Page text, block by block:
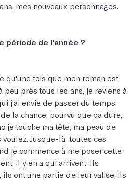
mes nouveaux personnages.
période de l'année ?
qu'une fois que mon roman est
peu près tous les ans, je reviens à
j'ai envie de passer du temps
la chance, pourvu que ça dure,
je touche ma tête, ma peau de
Jusque-là, toutes ces
je commence à me poser cette
il y en a qui arrivent. Ils
ils ont une partie de leur valise, ils